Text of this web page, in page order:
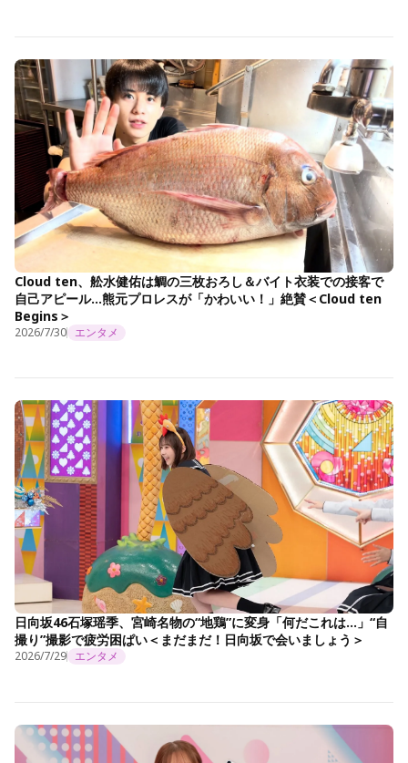
Cloud ten、舩水健佑は鯛の三枚おろし＆バイト衣装での接客で
自己アピール…熊元プロレスが「かわいい！」絶賛＜Cloud ten
Begins＞
2026/7/30 エンタメ
日向坂46石塚瑶季、宮崎名物の“地鶏”に変身「何だこれは…」“自
撮り”撮影で疲労困ぱい＜まだまだ！日向坂で会いましょう＞
2026/7/29 エンタメ